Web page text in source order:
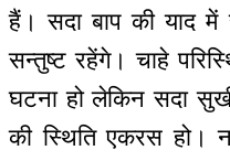
हैं। सदा बाप की याद में
सन्तुष्ट रहेंगे। चाहे
घटना हो लेकिन सदा
की स्थिति एकरस हो।